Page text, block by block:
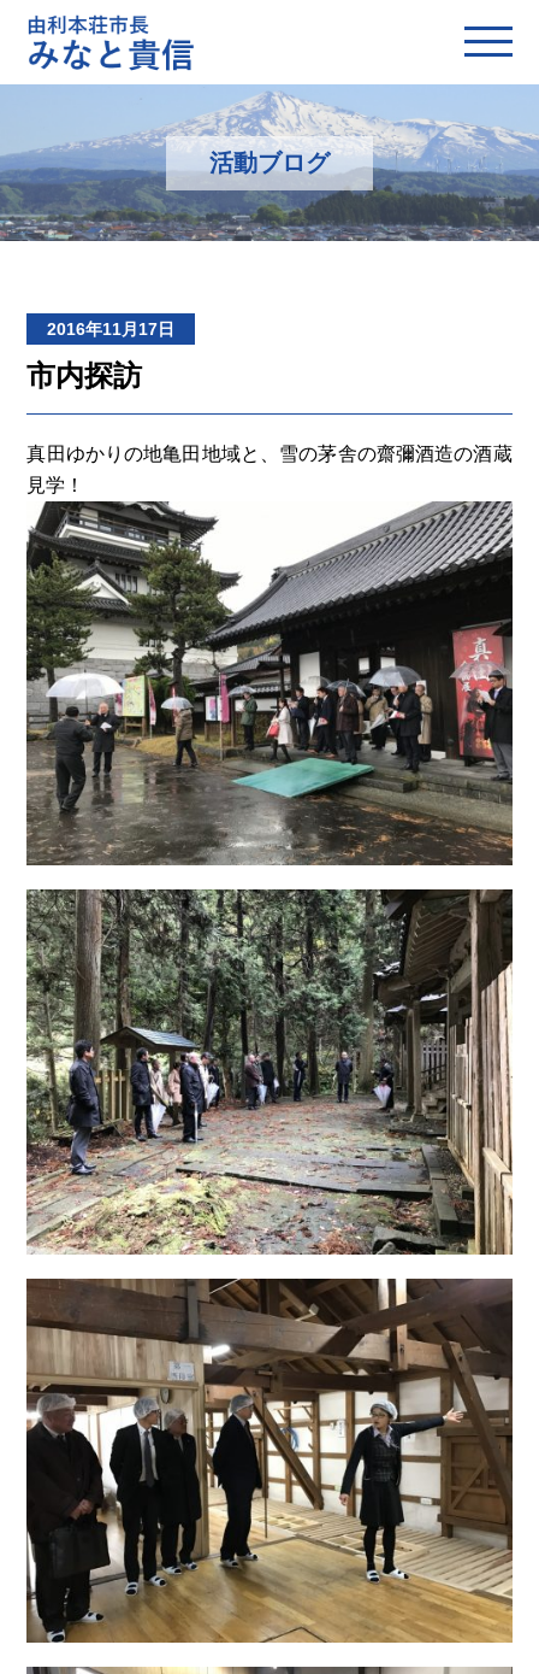
活動ブログ
2016年11月17日
市内探訪
真田ゆかりの地亀田地域と、雪の茅舎の齋彌酒造の酒蔵
見学！